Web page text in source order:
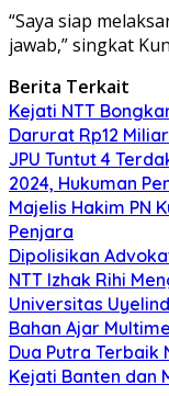
“Saya siap
jawab,” singkat
Berita Terkait
Kejati NTT
Darurat Rp12
JPU Tuntut 4
2024, Hukuman
Majelis Hakim PN
Penjara
Dipolisikan
NTT Izhak Rihi
Universitas
Bahan Ajar
Dua Putra Terbaik
Kejati Banten dan